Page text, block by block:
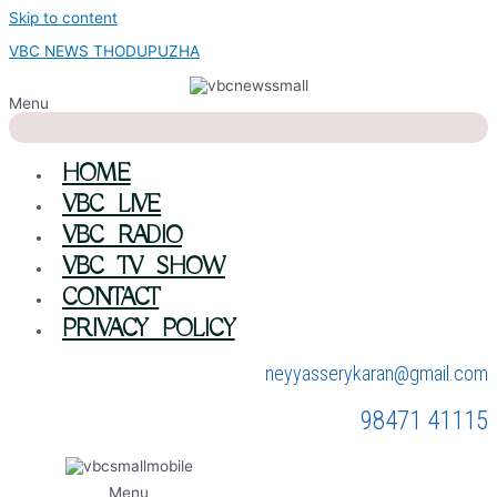
Skip to content
VBC NEWS THODUPUZHA
Menu
HOME
VBC LIVE
VBC RADIO
VBC TV SHOW
CONTACT
PRIVACY POLICY
neyyasserykaran@gmail.com
98471 41115
Menu